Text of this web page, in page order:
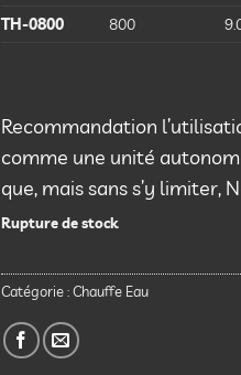
TH-0800
800
Recommandation
comme une unité
que, mais sans s’y limiter,
Rupture de stock
Catégorie :Chauffe Eau